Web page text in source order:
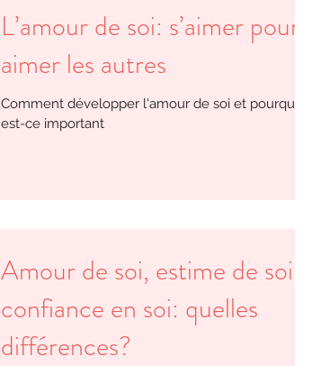
L’amour de soi: s’aimer pour
aimer les autres
Comment développer l'amour de soi et pourquoi
est-ce important
Amour de soi, estime de soi,
confiance en soi: quelles
différences?